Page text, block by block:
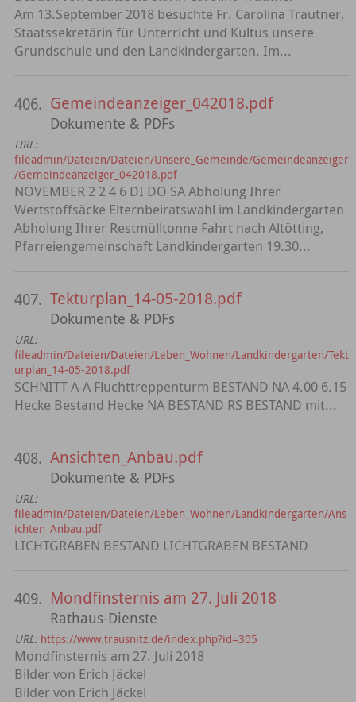
Am 13.September 2018 besuchte Fr. Carolina Trautner,
Staatssekretärin für Unterricht und Kultus unsere
Grundschule und den Landkindergarten. Im...
406. Gemeindeanzeiger_042018.pdf
Dokumente & PDFs
URL:
fileadmin/Dateien/Dateien/Unsere_Gemeinde/Gemeindeanzeiger
/Gemeindeanzeiger_042018.pdf
NOVEMBER 2 2 4 6 DI DO SA Abholung Ihrer
Wertstoffsäcke Elternbeiratswahl im Landkindergarten
Abholung Ihrer Restmülltonne Fahrt nach Altötting,
Pfarreiengemeinschaft Landkindergarten 19.30...
407. Tekturplan_14-05-2018.pdf
Dokumente & PDFs
URL:
fileadmin/Dateien/Dateien/Leben_Wohnen/Landkindergarten/Tekt
urplan_14-05-2018.pdf
SCHNITT A-A Fluchttreppenturm BESTAND NA 4.00 6.15
Hecke Bestand Hecke NA BESTAND RS BESTAND mit...
408. Ansichten_Anbau.pdf
Dokumente & PDFs
URL:
fileadmin/Dateien/Dateien/Leben_Wohnen/Landkindergarten/Ans
ichten_Anbau.pdf
LICHTGRABEN BESTAND LICHTGRABEN BESTAND
409. Mondfinsternis am 27. Juli 2018
Rathaus-Dienste
URL: https://www.trausnitz.de/index.php?id=305
Mondfinsternis am 27. Juli 2018
Bilder von Erich Jäckel
Bilder von Erich Jäckel